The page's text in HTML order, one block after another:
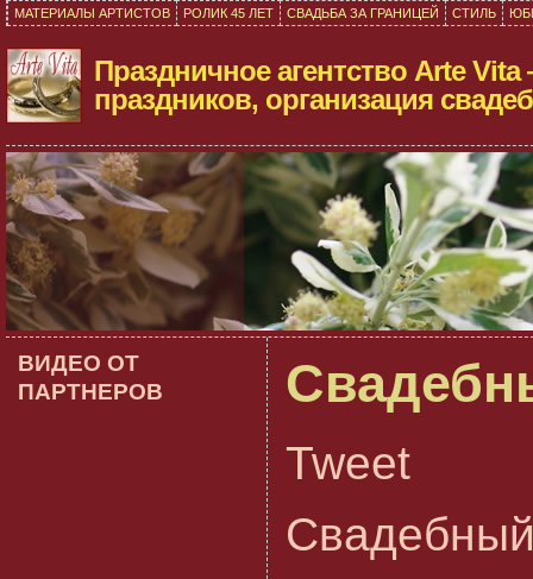
МАТЕРИАЛЫ АРТИСТОВ РОЛИК 45 ЛЕТ СВАДЬБА ЗА ГРАНИЦЕЙ СТИЛЬ
Праздничное агентство Arte
праздников, организация свадеб
ВИДЕО ОТ
ПАРТНЕРОВ
Tweet